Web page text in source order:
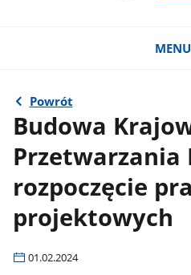
MENU
Powrót
Budowa
Przetwarzania
rozpoczęcie
projektowych
01.02.2024